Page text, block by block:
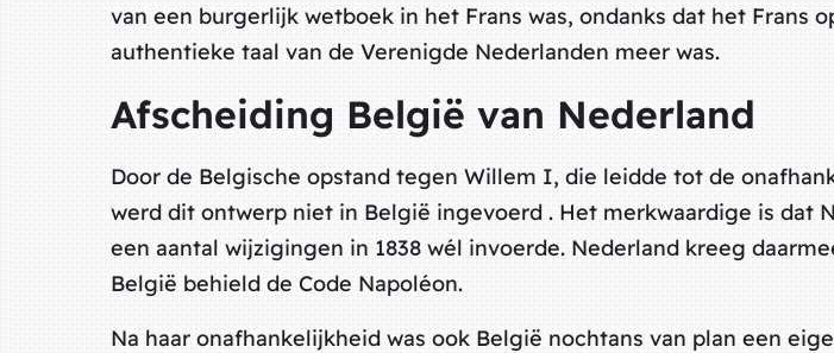
van een burgerlijk wetboek in het Frans was, ondanks dat het Frans
authentieke taal van de Verenigde Nederlanden meer was.
Afscheiding België van Nederland
Door de Belgische opstand tegen Willem I, die leidde tot de
werd dit ontwerp niet in België ingevoerd . Het merkwaardige is dat
een aantal wijzigingen in 1838 wél invoerde. Nederland kreeg
België behield de Code Napoléon.
Na haar onafhankelijkheid was ook België nochtans van plan een